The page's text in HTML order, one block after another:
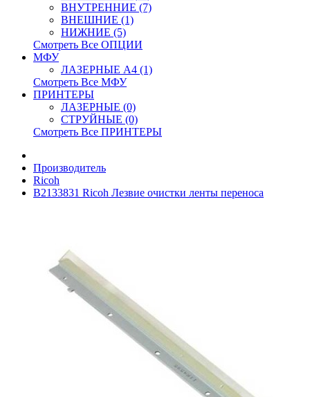
ВНУТРЕННИЕ (7)
ВНЕШНИЕ (1)
НИЖНИЕ (5)
Смотреть Все ОПЦИИ
МФУ
ЛАЗЕРНЫЕ A4 (1)
Смотреть Все МФУ
ПРИНТЕРЫ
ЛАЗЕРНЫЕ (0)
СТРУЙНЫЕ (0)
Смотреть Все ПРИНТЕРЫ
Производитель
Ricoh
B2133831 Ricoh Лезвие очистки ленты переноса